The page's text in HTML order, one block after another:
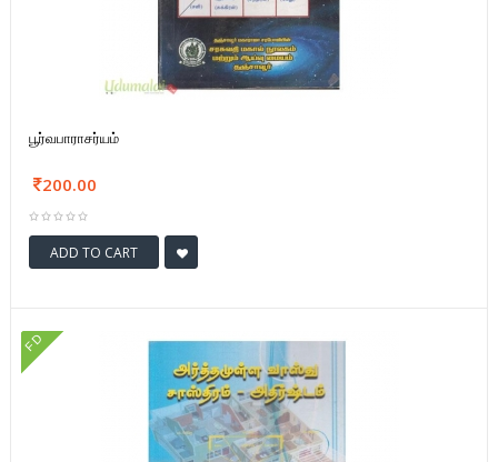
பூர்வபாராசர்யம்
200.00
ADD TO CART
FD